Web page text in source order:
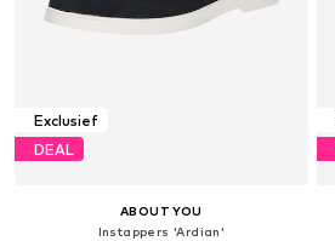
Exclusief
DEAL
ABOUT YOU
Instappers 'Ardian'